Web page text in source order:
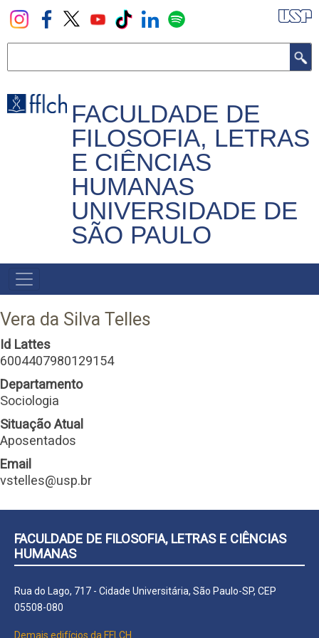
Pular
para
principal
FACULDADE DE
FILOSOFIA, LETRAS
E CIÊNCIAS
HUMANAS
UNIVERSIDADE DE
SÃO PAULO
NAVEGADOR
PRINCIPAL
Vera da Silva Telles
Id Lattes
6004407980129154
Departamento
Sociologia
Situação Atual
Aposentados
Email
vstelles@usp.br
FACULDADE DE FILOSOFIA, LETRAS E CIÊNCIAS
HUMANAS
Rua do Lago, 717 - Cidade Universitária, São Paulo-SP, CEP
05508-080
Demais edifícios da FFLCH